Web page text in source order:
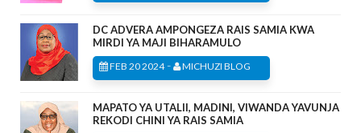
DC ADVERA AMPONGEZA RAIS SAMIA KWA
MIRDI YA MAJI BIHARAMULO
FEB 20 2024- MICHUZI BLOG
MAPATO YA UTALII, MADINI, VIWANDA YAVUNJA
REKODI CHINI YA RAIS SAMIA